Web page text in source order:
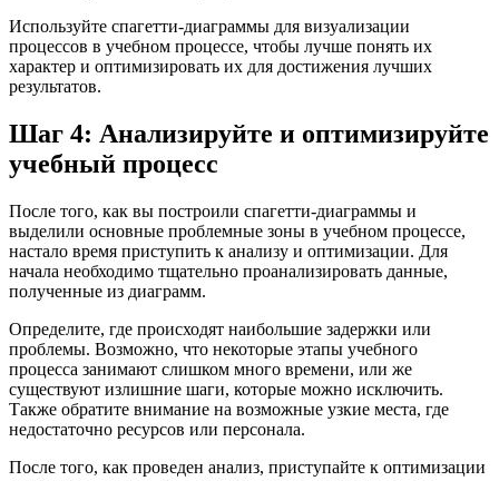
Используйте спагетти-диаграммы для визуализации
процессов в учебном процессе, чтобы лучше понять их
характер и оптимизировать их для достижения лучших
результатов.
Шаг 4: Анализируйте и оптимизируйте
учебный процесс
После того, как вы построили спагетти-диаграммы и
выделили основные проблемные зоны в учебном процессе,
настало время приступить к анализу и оптимизации. Для
начала необходимо тщательно проанализировать данные,
полученные из диаграмм.
Определите, где происходят наибольшие задержки или
проблемы. Возможно, что некоторые этапы учебного
процесса занимают слишком много времени, или же
существуют излишние шаги, которые можно исключить.
Также обратите внимание на возможные узкие места, где
недостаточно ресурсов или персонала.
После того, как проведен анализ, приступайте к оптимизации